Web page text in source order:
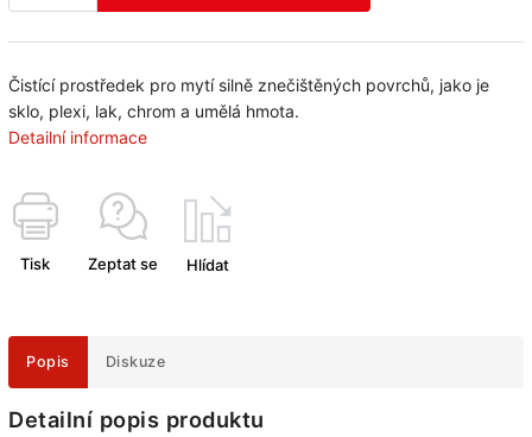
Čistící prostředek pro mytí silně znečištěných povrchů, jako je
sklo, plexi, lak, chrom a umělá hmota.
Detailní informace
Tisk Zeptat se Hlídat
Popis Diskuze
Detailní popis produktu